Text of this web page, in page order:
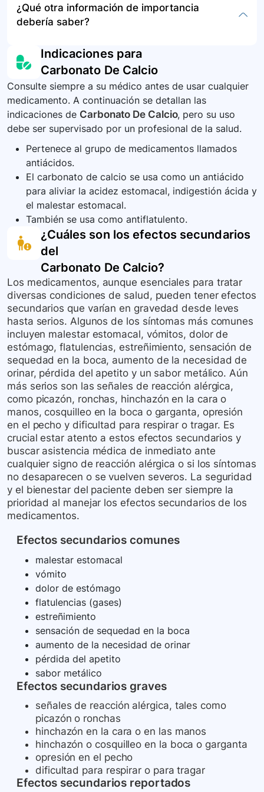
reacción alérgica como hinchazón en la cara o
en las manos, dificultad para respirar o para
medicamento cuando ya no sea necesario o
esté caducado, siguiendo las instrucciones de
para la eliminación segura de medicamentos.
de emergencia o contacte inmediatamente al
centro de control de envenenamiento local. Es
del medicamento, incluida la cantidad
consumida.
¿Qué otra información de importancia
debería saber?
atención médica sobre todos los medicamentos
que está tomando, incluidos los productos
herbales. No inicie, detenga o cambie la dosis
de ningún medicamento sin el consentimiento
de su médico. Si sus síntomas persisten o
empeoran a pesar de tomar este medicamento,
consulte al médico.
Indicaciones para
Carbonato De Calcio
Consulte siempre a su médico antes de usar cualquier
medicamento. A continuación se detallan las
indicaciones de Carbonato De Calcio, pero su uso
debe ser supervisado por un profesional de la salud.
Pertenece al grupo de medicamentos llamados
antiácidos.
El carbonato de calcio se usa como un antiácido
para aliviar la acidez estomacal, indigestión ácida y
el malestar estomacal.
También se usa como antiflatulento.
¿Cuáles son los efectos secundarios
del
Carbonato De Calcio?
Los medicamentos, aunque esenciales para tratar
diversas condiciones de salud, pueden tener efectos
secundarios que varían en gravedad desde leves
hasta serios. Algunos de los síntomas más comunes
incluyen malestar estomacal, vómitos, dolor de
estómago, flatulencias, estreñimiento, sensación de
sequedad en la boca, aumento de la necesidad de
orinar, pérdida del apetito y un sabor metálico. Aún
más serios son las señales de reacción alérgica,
como picazón, ronchas, hinchazón en la cara o
manos, cosquilleo en la boca o garganta, opresión
en el pecho y dificultad para respirar o tragar. Es
crucial estar atento a estos efectos secundarios y
buscar asistencia médica de inmediato ante
cualquier signo de reacción alérgica o si los síntomas
no desaparecen o se vuelven severos. La seguridad
y el bienestar del paciente deben ser siempre la
prioridad al manejar los efectos secundarios de los
medicamentos.
Efectos secundarios comunes
malestar estomacal
vómito
dolor de estómago
flatulencias (gases)
estreñimiento
sensación de sequedad en la boca
aumento de la necesidad de orinar
pérdida del apetito
sabor metálico
Efectos secundarios graves
señales de reacción alérgica, tales como
picazón o ronchas
hinchazón en la cara o en las manos
hinchazón o cosquilleo en la boca o garganta
opresión en el pecho
dificultad para respirar o para tragar
Efectos secundarios reportados